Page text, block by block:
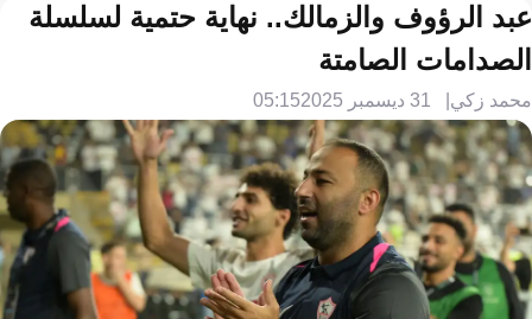
عبد الرؤوف والزمالك.. نهاية حتمية لسلسلة
الصدامات الصامتة
محمد زكي 31 ديسمبر 2025 05:15